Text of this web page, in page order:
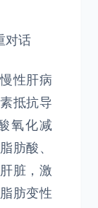
对话
性肝病
抵抗导
氧化减
肪酸、
脏，激
肪变性